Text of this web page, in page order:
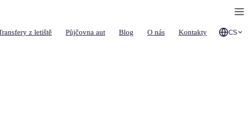
z letiště Půjčovna aut Blog O nás Kontakty CS